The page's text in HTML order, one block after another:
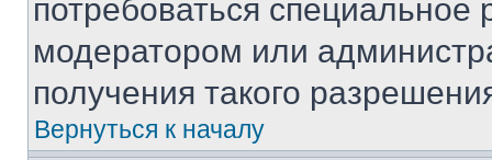
потребоваться
модератором или
получения такого
Вернуться к началу